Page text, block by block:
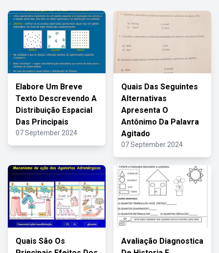
Elabore Um Breve
Texto Descrevendo A
Distribuição Espacial
Das Principais
07 September 2024
Quais Das Seguintes
Alternativas
Apresenta O
Antônimo Da Palavra
Agitado
07 September 2024
Quais São Os
Avaliação Diagnostica